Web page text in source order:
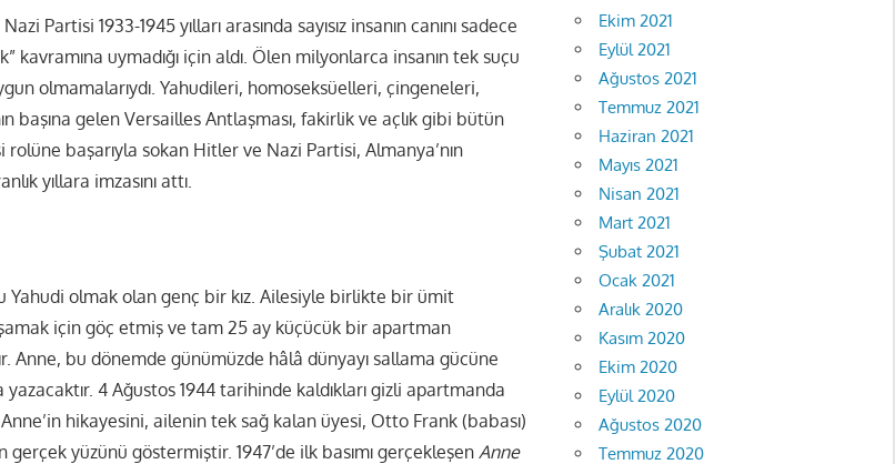
Partisi 1933-1945 yılları arasında sayısız insanın canını sadece
kavramına uymadığı için aldı. Ölen milyonlarca insanın tek suçu
olmamalarıydı. Yahudileri, homoseksüelleri, çingeneleri,
başına gelen Versailles Antlaşması, fakirlik ve açlık gibi bütün
başarıyla sokan Hitler ve Nazi Partisi, Almanya’nın
yıllara imzasını attı.
Yahudi olmak olan genç bir kız. Ailesiyle birlikte bir ümit
için göç etmiş ve tam 25 ay küçücük bir apartman
Anne, bu dönemde günümüzde hâlâ dünyayı sallama gücüne
4 Ağustos 1944 tarihinde kaldıkları gizli apartmanda
hikayesini, ailenin tek sağ kalan üyesi, Otto Frank (babası)
gerçek yüzünü göstermiştir. 1947’de ilk basımı gerçekleşenAnne
Ekim 2021
Eylül 2021
Ağustos 2021
Temmuz 2021
Haziran 2021
Mayıs 2021
Nisan 2021
Mart 2021
Şubat 2021
Ocak 2021
Aralık 2020
Kasım 2020
Ekim 2020
Eylül 2020
Ağustos 2020
Temmuz 2020